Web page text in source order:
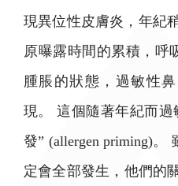
現異位性皮膚炎，年紀
原曝露時間的累積，呼
腫脹的狀態，過敏性
現。 這個隨著年紀而過
發” (allergen priming)。
定會全部發生，他們的